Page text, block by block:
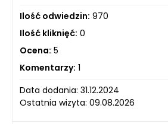
Ilość odwiedzin: 970
Ilość kliknięć: 0
Ocena: 5
Komentarzy: 1
Data dodania: 31.12.2024
Ostatnia wizyta: 09.08.2026